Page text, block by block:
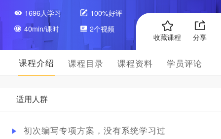
1696人学习
100%好评
40min/课时
2个视频
收藏课程
分享
课程介绍 课程目录 课程资料 学员评论
适用人群
初次编写专项方案，没有系统学习过